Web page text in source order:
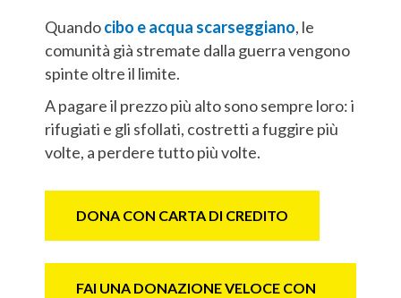
Quandocibo e acqua scarseggiano, le
comunità già stremate dalla guerra vengono
spinte oltre il limite.
A pagare il prezzo più alto sono sempre loro: i
rifugiati e gli sfollati, costretti a fuggire più
volte, a perdere tutto più volte.
DONA CON CARTA DI CREDITO
FAI UNA DONAZIONE VELOCE CON